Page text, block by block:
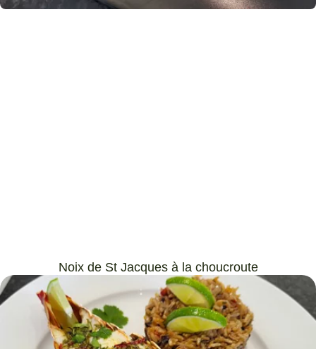
Noix de St Jacques à la choucroute